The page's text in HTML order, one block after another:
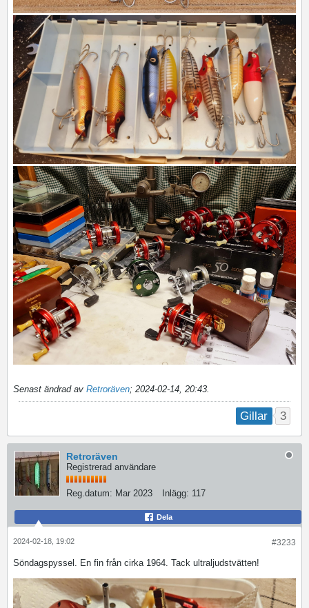
Senast ändrad av Retroräven; 2024-02-14, 20:43
Gillar 3
Retroräven
Registrerad användare
Reg.datum: Mar 2023 Inlägg: 117
Dela
#3233
2024-02-18, 19:02
Söndagspyssel. En fin från cirka 1964. Tack ultraljudstvätten!